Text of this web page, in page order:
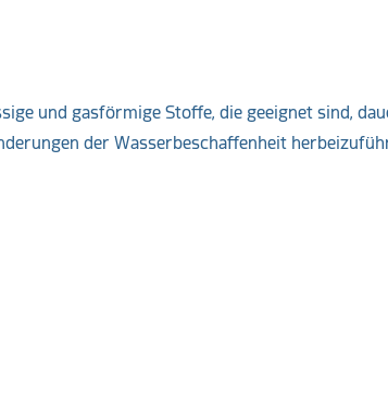
und gasförmige Stoffe, die geeignet sind,
der Wasserbeschaffenheit